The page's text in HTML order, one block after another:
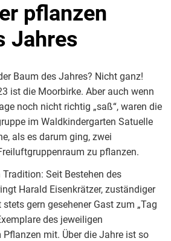
pflanzen
Jahres
Baum des Jahres? Nicht ganz!
ist die Moorbirke. Aber auch wenn
noch nicht richtig „saß“, waren die
im Waldkindergarten Satuelle
als es darum ging, zwei
zu pflanzen.
Seit Bestehen des
Harald Eisenkrätzer, zuständiger
gern gesehener Gast zum „Tag
des jeweiligen
Pflanzen mit. Über die Jahre ist so